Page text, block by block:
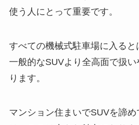
使う人にとって重要です。
すべての機械式駐車場に入ると
一般的なSUVより全高面で扱
ります。
マンション住まいでSUVを諦